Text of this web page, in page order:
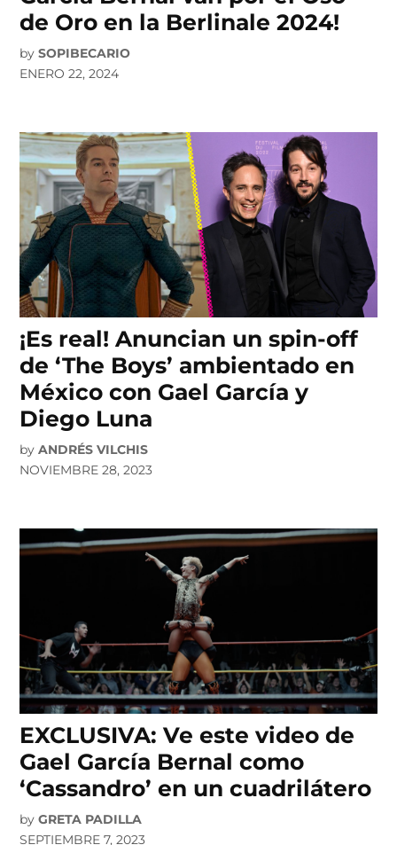
de Oro en la Berlinale 2024!
by SOPIBECARIO
ENERO 22, 2024
¡Es real! Anuncian un spin-off
de ‘The Boys’ ambientado en
México con Gael García y
Diego Luna
by ANDRÉS VILCHIS
NOVIEMBRE 28, 2023
EXCLUSIVA: Ve este video de
Gael García Bernal como
‘Cassandro’ en un cuadrilátero
by GRETA PADILLA
SEPTIEMBRE 7, 2023